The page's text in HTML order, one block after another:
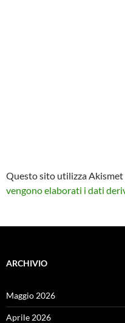
Questo sito utilizza
vengono elaborati i dati
ARCHIVIO
Maggio 2026
Aprile 2026